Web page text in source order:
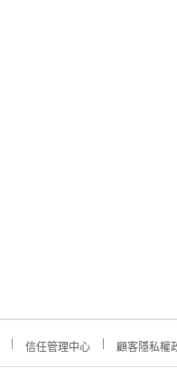
信任管理中心 顧客隱私權